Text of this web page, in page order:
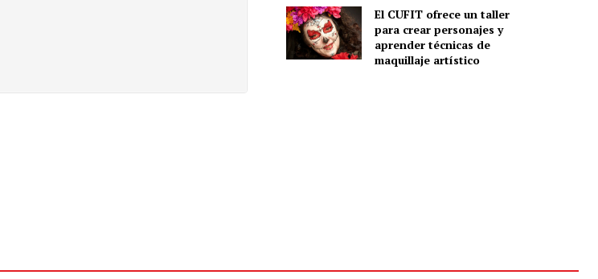
El CUFIT ofrece un taller
para crear personajes y
aprender técnicas de
maquillaje artístico